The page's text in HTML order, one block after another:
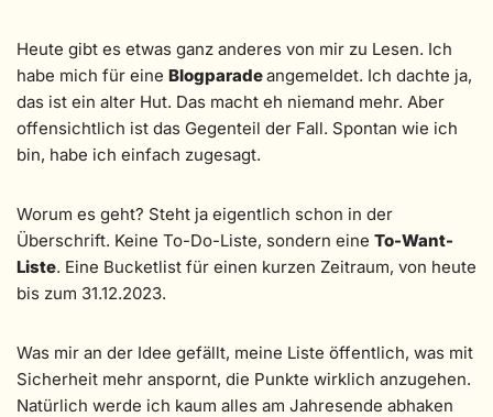
Heute gibt es etwas ganz anderes von mir zu Lesen. Ich
habe mich für eine Blogparadeangemeldet. Ich dachte ja,
das ist ein alter Hut. Das macht eh niemand mehr. Aber
offensichtlich ist das Gegenteil der Fall. Spontan wie ich
bin, habe ich einfach zugesagt.
Worum es geht? Steht ja eigentlich schon in der
Überschrift. Keine To-Do-Liste, sondern eine To-Want-
Liste. Eine Bucketlist für einen kurzen Zeitraum, von heute
bis zum 31.12.2023.
Was mir an der Idee gefällt, meine Liste öffentlich, was mit
Sicherheit mehr anspornt, die Punkte wirklich anzugehen.
Natürlich werde ich kaum alles am Jahresende abhaken